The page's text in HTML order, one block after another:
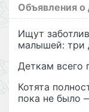
Объявления о
Ищут
малышей: три
Деткам всего
Котята
пока не было